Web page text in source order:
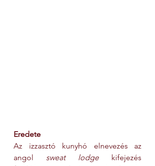
Eredete
Az izzasztó kunyhó elnevezés az
angol sweat lodge kifejezés